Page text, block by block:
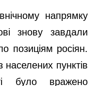
напрямку
знову завдали
позиціям росіян.
пунктів
було вражено